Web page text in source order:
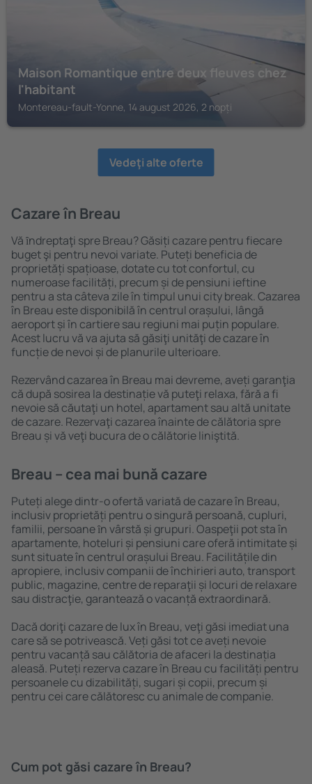
Maison Romantique entre deux fleuves chez
l'habitant
Montereau-fault-Yonne, 14 august 2026, 2 nopți
Vedeţi alte oferte
Cazare în Breau
Vă ȋndreptaţi spre Breau? Găsiți cazare pentru fiecare
buget şi pentru nevoi variate. Puteți beneficia de
proprietăți spațioase, dotate cu tot confortul, cu
numeroase facilități, precum și de pensiuni ieftine
pentru a sta câteva zile în timpul unui city break. Cazarea
în Breau este disponibilă în centrul orașului, lângă
aeroport și în cartiere sau regiuni mai puțin populare.
Acest lucru vă va ajuta să găsiţi unităţi de cazare în
funcție de nevoi și de planurile ulterioare.
Rezervând cazarea în Breau mai devreme, aveți garanţia
că după sosirea la destinație vă puteţi relaxa, fără a fi
nevoie să căutaţi un hotel, apartament sau altă unitate
de cazare. Rezervaţi cazarea înainte de călătoria spre
Breau și vă veţi bucura de o călătorie liniştită.
Breau – cea mai bună cazare
Puteți alege dintr-o ofertă variată de cazare în Breau,
inclusiv proprietăți pentru o singură persoană, cupluri,
familii, persoane ȋn vârstă și grupuri. Oaspeţii pot sta în
apartamente, hoteluri și pensiuni care oferă intimitate și
sunt situate în centrul orașului Breau. Facilitățile din
apropiere, inclusiv companii de închirieri auto, transport
public, magazine, centre de reparaţii și locuri de relaxare
sau distracţie, garantează o vacanță extraordinară.
Dacă doriţi cazare de lux în Breau, veţi găsi imediat una
care să se potrivească. Veți găsi tot ce aveți nevoie
pentru vacanță sau călătoria de afaceri la destinația
aleasă. Puteți rezerva cazare în Breau cu facilități pentru
persoanele cu dizabilități, sugari și copii, precum și
pentru cei care călătoresc cu animale de companie.
Cum pot găsi cazare în Breau?